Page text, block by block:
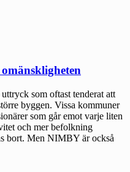
som oftast tenderat att
byggen. Vissa kommuner
som går emot varje liten
och mer befolkning
bort. Men NIMBY är också